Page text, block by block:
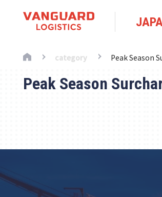
category Peak Season
Peak Season